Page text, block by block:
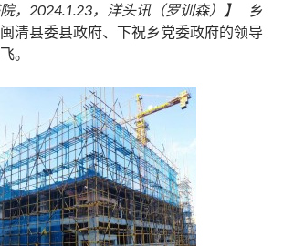
，2024.1.23，洋头讯（罗训森）】
乡
清县委县政府、下祝乡党委政府的领导
。